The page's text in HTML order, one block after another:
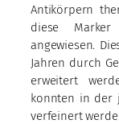
Antikörpern
diese
angewiesen.
Jahren durch
erweitert
konnten in der
verfeinert